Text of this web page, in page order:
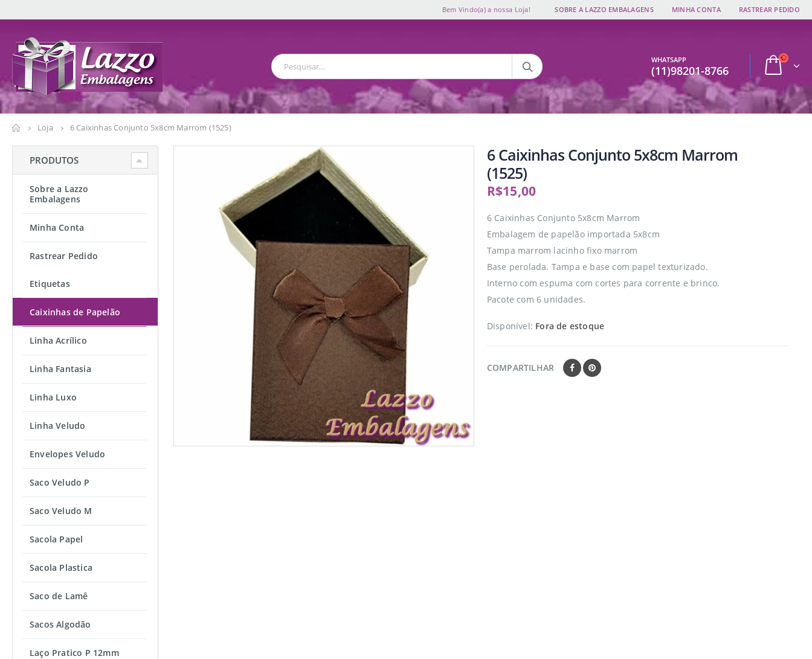
Bem Vindo(a) a nossa Loja! SOBRE A LAZZO EMBALAGENS MINHA CONTA RASTREAR PEDIDO
WHATSAPP
(11)98201-8766
Loja 6 Caixinhas Conjunto 5x8cm Marrom (1525)
6 Caixinhas Conjunto 5x8cm Marrom
(1525)
R$15,00
6 Caixinhas Conjunto 5x8cm Marrom
Embalagem de papelão importada 5x8cm
Tampa marrom lacinho fixo marrom
Base perolada. Tampa e base com papel texturizado.
Interno com espuma com cortes para corrente e brinco.
Pacote com 6 unidades.
Disponível: Fora de estoque
COMPARTILHAR
PRODUTOS
Sobre a Lazzo
Embalagens
Minha Conta
Rastrear Pedido
Etiquetas
Caixinhas de Papelão
Linha Acrílico
Linha Fantasia
Linha Luxo
Linha Veludo
Envelopes Veludo
Saco Veludo P
Saco Veludo M
Sacola Papel
Sacola Plastica
Saco de Lamê
Sacos Algodão
Laço Pratico P 12mm